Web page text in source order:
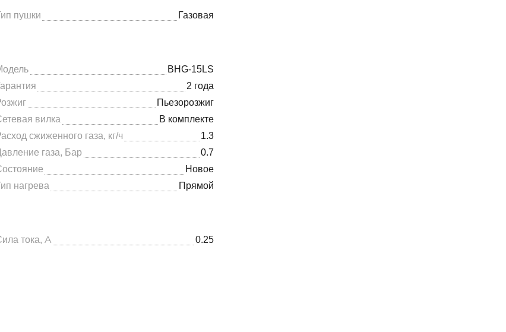
пушки Газовая
BHG-15LS
2 года
Пьезорозжиг
вилка
В комплекте
сжиженного газа, кг/ч
1.3
газа, Бар
0.7
Новое
нагрева Прямой
тока, A 0.25